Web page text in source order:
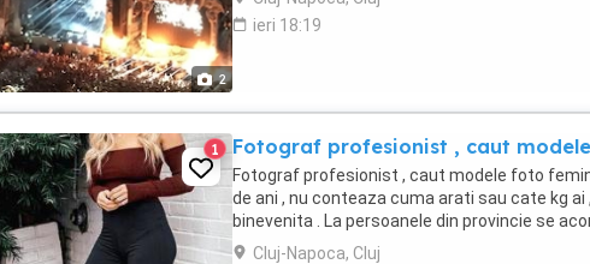
2
ieri 18:19
1 Fotograf profesionist , caut
Fotograf profesionist , caut modele foto
de ani , nu conteaza cuma arati sau cate kg ai
binevenita . La persoanele din provincie se
Cluj-Napoca, Cluj